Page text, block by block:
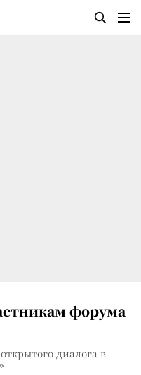
форума
диалога в